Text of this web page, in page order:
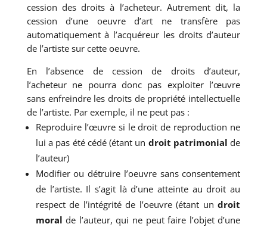
cession des droits à l’acheteur. Autrement dit, la
cession d’une oeuvre d’art ne transfère pas
automatiquement à l’acquéreur les droits d’auteur
de l’artiste sur cette oeuvre.
En l’absence de cession de droits d’auteur,
l’acheteur ne pourra donc pas exploiter l’œuvre
sans enfreindre les droits de propriété intellectuelle
de l’artiste. Par exemple, il ne peut pas :
Reproduire l’œuvre si le droit de reproduction ne
lui a pas été cédé (étant un droit patrimonial de
l’auteur)
Modifier ou détruire l’oeuvre sans consentement
de l’artiste. Il s’agit là d’une atteinte au droit au
respect de l’intégrité de l’oeuvre (étant undroit
moral de l’auteur, qui ne peut faire l’objet d’une